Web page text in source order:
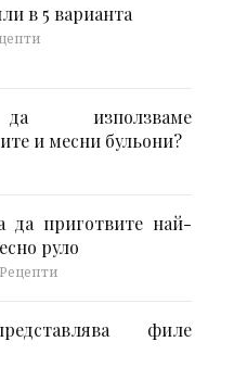
в 5 варианта
използваме
и месни бульони?
да приготвите най-
руло
филе